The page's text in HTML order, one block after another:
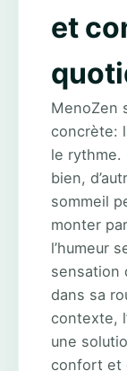
et
MenoZen
concrète:
le rythme.
bien,
sommeil
monter
l’humeur
sensation
dans sa
contexte,
une
confort et